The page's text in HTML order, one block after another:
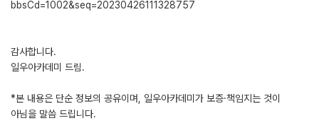
bbsCd=1002&seq=20230426111328757
감사합니다.
일우아카데미 드림.
*본 내용은 단순 정보의 공유이며, 일우아카데미가 보증·책임지는 것이
아님을 말씀 드립니다.